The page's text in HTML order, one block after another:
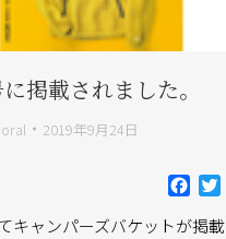
掲載されました。
2019年9月24日
キャンパーズバケットが掲